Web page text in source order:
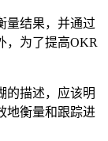
量结果，并通过
，为了提高OKR
的描述，应该明
地衡量和跟踪进